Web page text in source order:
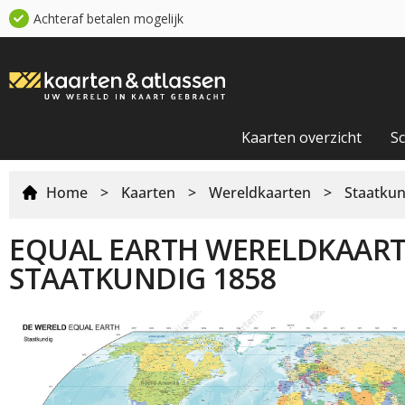
Achteraf betalen mogelijk
Kaarten overzicht
Home > Kaarten > Wereldkaarten >
EQUAL EARTH
STAATKUNDIG 1858